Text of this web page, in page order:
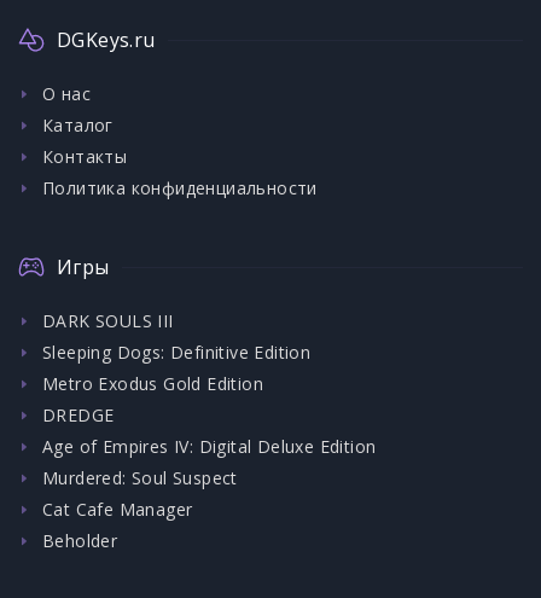
DGKeys.ru
О нас
Каталог
Контакты
Политика конфиденциальности
Игры
DARK SOULS III
Sleeping Dogs: Definitive Edition
Metro Exodus Gold Edition
DREDGE
Age of Empires IV: Digital Deluxe Edition
Murdered: Soul Suspect
Cat Cafe Manager
Beholder